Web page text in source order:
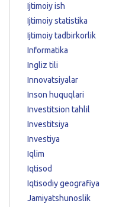
Ijtimoiy ish
Ijtimoiy statistika
Ijtimoiy tadbirkorlik
Informatika
Ingliz tili
Innovatsiyalar
Inson huquqlari
Investitsion tahlil
Investitsiya
Investiya
Iqlim
Iqtisod
Iqtisodiy geografiya
Jamiyatshunoslik